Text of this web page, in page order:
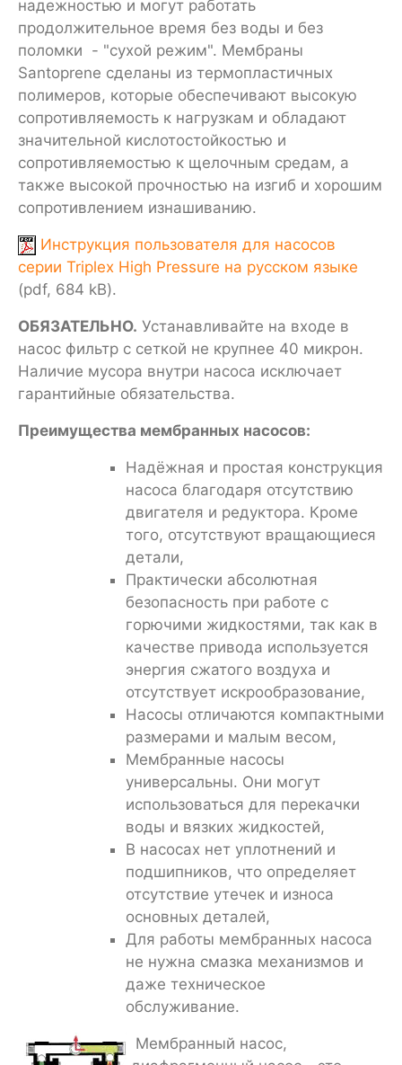
надежностью и могут работать
продолжительное время без воды и без
поломки - "сухой режим". Мембраны
Santoprene сделаны из термопластичных
полимеров, которые обеспечивают высокую
сопротивляемость к нагрузкам и обладают
значительной кислотостойкостью и
сопротивляемостью к щелочным средам, а
также высокой прочностью на изгиб и хорошим
сопротивлением изнашиванию.
Инструкция пользователя для насосов
серии Triplex High Pressure на русском языке
(pdf, 684 kB).
ОБЯЗАТЕЛЬНО. Устанавливайте на входе в
насос фильтр с сеткой не крупнее 40 микрон.
Наличие мусора внутри насоса исключает
гарантийные обязательства.
Преимущества мембранных насосов:
Надёжная и простая конструкция
насоса благодаря отсутствию
двигателя и редуктора. Кроме
того, отсутствуют вращающиеся
детали,
Практически абсолютная
безопасность при работе с
горючими жидкостями, так как в
качестве привода используется
энергия сжатого воздуха и
отсутствует искрообразование,
Насосы отличаются компактными
размерами и малым весом,
Мембранные насосы
универсальны. Они могут
использоваться для перекачки
воды и вязких жидкостей,
В насосах нет уплотнений и
подшипников, что определяет
отсутствие утечек и износа
основных деталей,
Для работы мембранных насоса
не нужна смазка механизмов и
даже техническое
обслуживание.
Мембранный насос,